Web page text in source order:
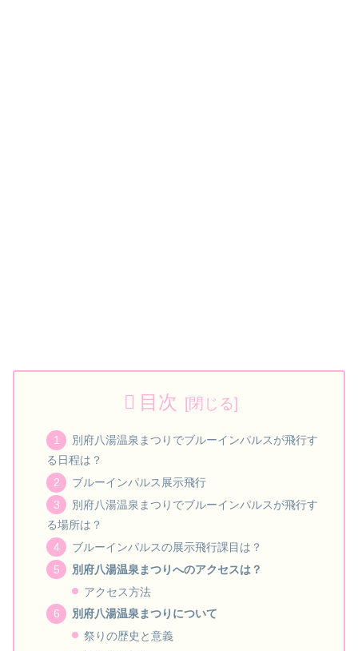
目次
別府八湯温泉まつりでブルーインパルスが飛行す
る日程は？
ブルーインパルス展示飛行
別府八湯温泉まつりでブルーインパルスが飛行す
る場所は？
ブルーインパルスの展示飛行課目は？
別府八湯温泉まつりへのアクセスは？
アクセス方法
別府八湯温泉まつりについて
祭りの歴史と意義